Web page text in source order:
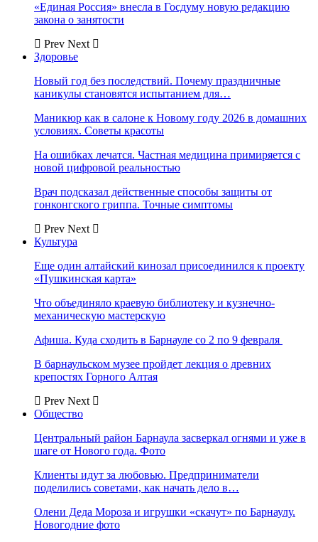
«Единая Россия» внесла в Госдуму новую редакцию
закона о занятости
Prev Next
Здоровье
Новый год без последствий. Почему праздничные
каникулы становятся испытанием для…
Маникюр как в салоне к Новому году 2026 в домашних
условиях. Советы красоты
На ошибках лечатся. Частная медицина примиряется с
новой цифровой реальностью
Врач подсказал действенные способы защиты от
гонконгского гриппа. Точные симптомы
Prev Next
Культура
Еще один алтайский кинозал присоединился к проекту
«Пушкинская карта»
Что объединяло краевую библиотеку и кузнечно-
механическую мастерскую
Афиша. Куда сходить в Барнауле со 2 по 9 февраля
В барнаульском музее пройдет лекция о древних
крепостях Горного Алтая
Prev Next
Общество
Центральный район Барнаула засверкал огнями и уже в
шаге от Нового года. Фото
Клиенты идут за любовью. Предприниматели
поделились советами, как начать дело в…
Олени Деда Мороза и игрушки «скачут» по Барнаулу.
Новогодние фото